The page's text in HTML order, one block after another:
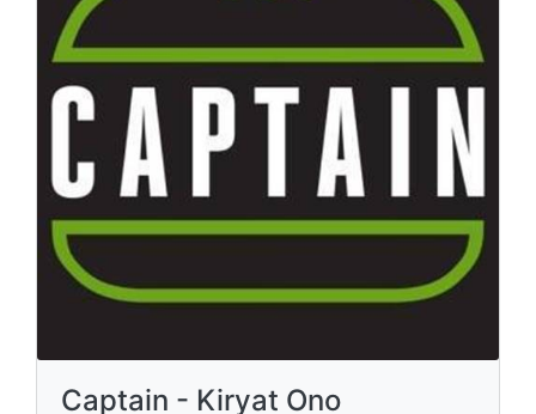
Captain - Kiryat Ono